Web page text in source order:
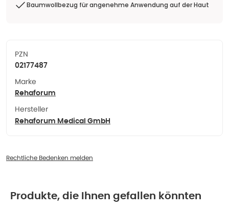
Baumwollbezug für angenehme Anwendung auf der Haut
PZN
02177487
Marke
Rehaforum
Hersteller
Rehaforum Medical GmbH
Rechtliche Bedenken melden
Produkte, die Ihnen gefallen könnten